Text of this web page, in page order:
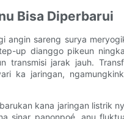
Bisa Diperbarui
angin sareng surya
up dianggo pikeun
transmisi jarak jauh.
ka jaringan,
kana jaringan listrik
sinar panonpoé, anu